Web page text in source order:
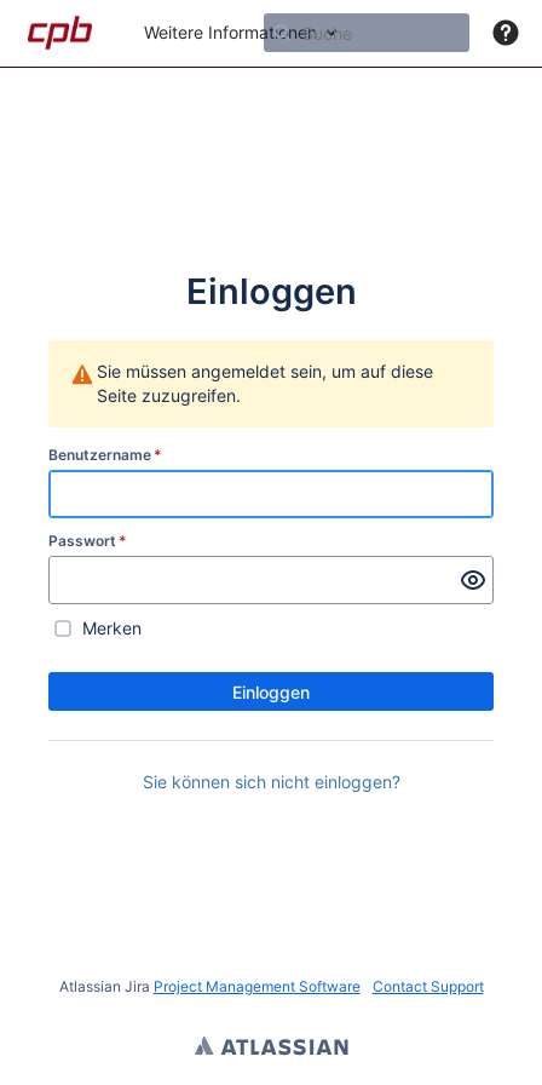
Weitere Informationen
Einloggen
Sie müssen angemeldet sein, um auf diese
Seite zuzugreifen.
Benutzername *
Passwort *
Merken
Einloggen
Sie können sich nicht einloggen?
Atlassian Jira Project Management Software Contact Support